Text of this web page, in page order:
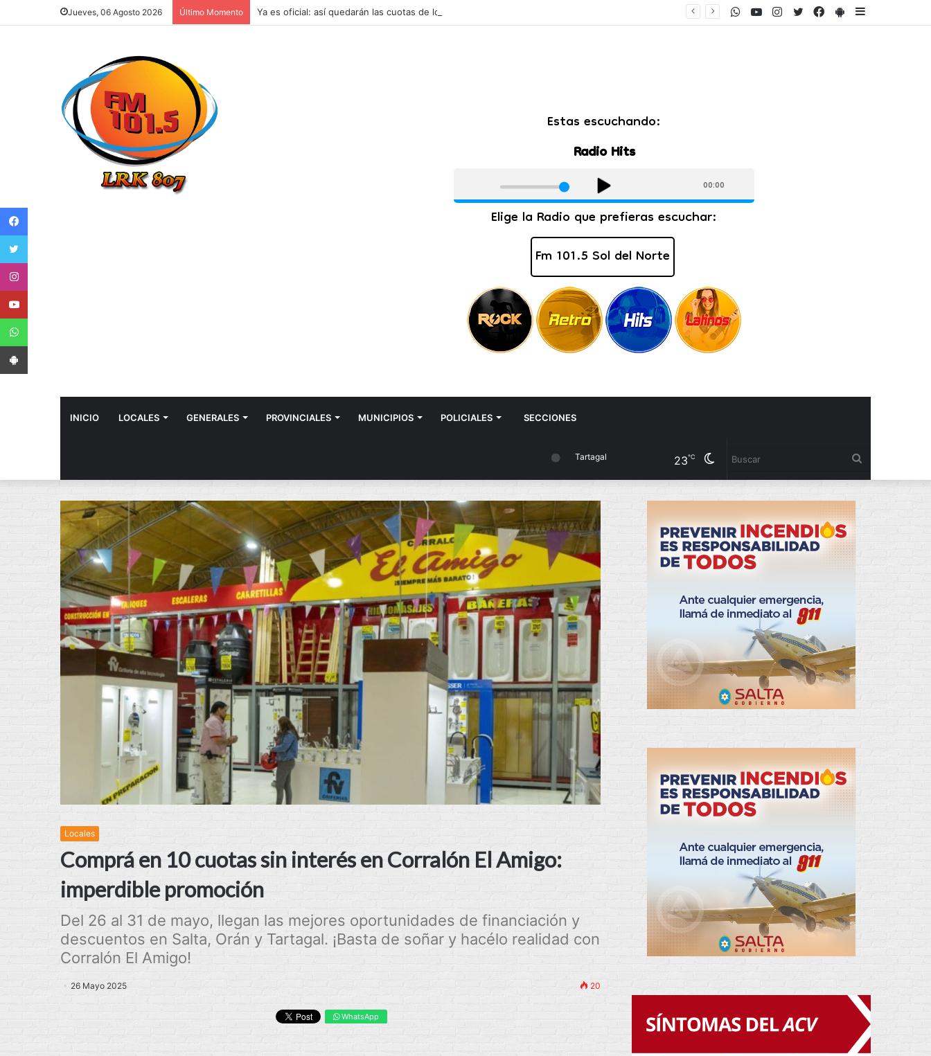
Jueves, 06 Agosto 2026 Último Momento Ya es oficial: así quedarán las cuotas de los colegios privados de Salta tras un aumento PlayStore
Facebook
Twitter
Instagram
Youtube
WhatsApp
INICIO LOCALES GENERALES PROVINCIALES MUNICIPIOS POLICIALES SECCIONES
Cambiar
modo
Tartagal 23℃
Locales
Comprá en 10 cuotas sin interés en Corralón El Amigo:
imperdible promoción
Del 26 al 31 de mayo, llegan las mejores oportunidades de financiación y
descuentos en Salta, Orán y Tartagal. ¡Basta de soñar y hacélo realidad con
Corralón El Amigo!
26 Mayo 2025 20
WhatsApp